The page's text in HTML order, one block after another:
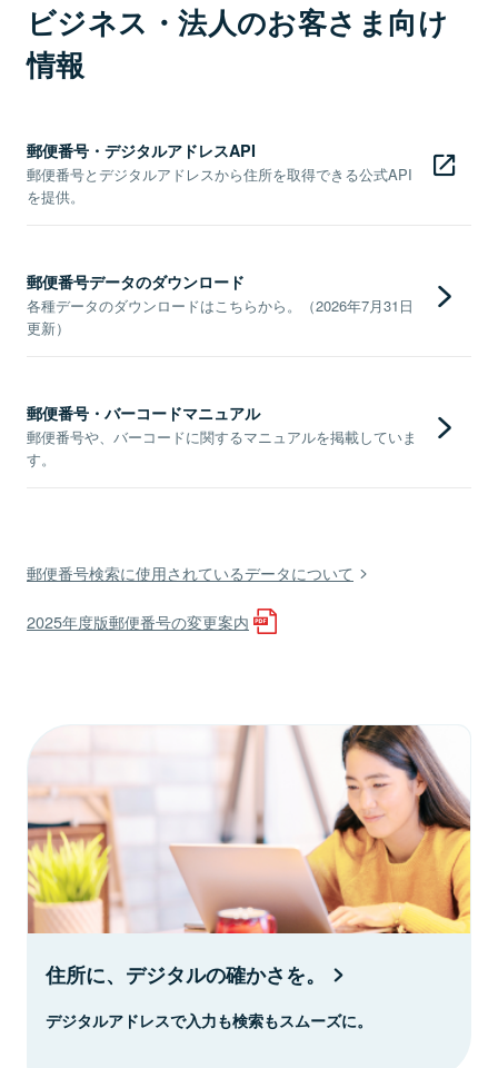
ビジネス・法人のお客さま向け
情報
郵便番号・デジタルアドレスAPI
郵便番号とデジタルアドレスから住所を取得できる公式API
を提供。
郵便番号データのダウンロード
各種データのダウンロードはこちらから。（2026年7月31日
更新）
郵便番号・バーコードマニュアル
郵便番号や、バーコードに関するマニュアルを掲載していま
す。
郵便番号検索に使用されているデータについて
2025年度版郵便番号の変更案内
住所に、デジタルの確かさを。
デジタルアドレスで入力も検索もスムーズに。